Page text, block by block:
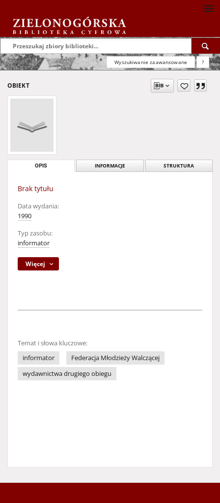
Wyszukiwanie zaawansowane ?
OBIEKT
OPIS INFORMACJE STRUKTURA
Brak tytułu
Data wydania:
1990
Typ zasobu:
informator
Więcej
Temat i słowa kluczowe:
informator
Federacja Młodzieży Walczącej
wydawnictwa drugiego obiegu